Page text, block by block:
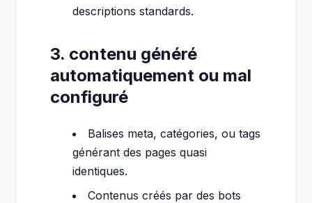
descriptions standards.
3. contenu généré
automatiquement ou mal
configuré
Balises meta, catégories, ou tags
générant des pages quasi
identiques.
Contenus créés par des bots